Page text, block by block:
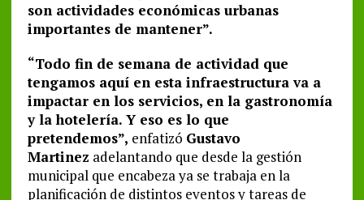
son actividades económicas urbanas
importantes de mantener”.
“Todo fin de semana de actividad que
tengamos aquí en esta infraestructura va a
impactar en los servicios, en la gastronomía
y la hotelería. Y eso es lo que
pretendemos”, enfatizó Gustavo
Martinez adelantando que desde la gestión
municipal que encabeza ya se trabaja en la
planificación de distintos eventos y tareas de